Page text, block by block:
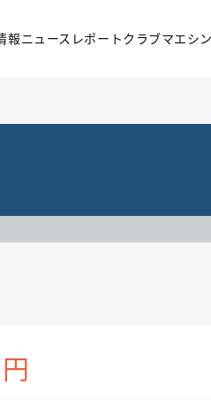
報ニュース レポートクラブマエシン